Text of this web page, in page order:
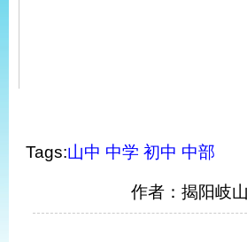
Tags:山中 中学 初中 中部
作者：揭阳岐